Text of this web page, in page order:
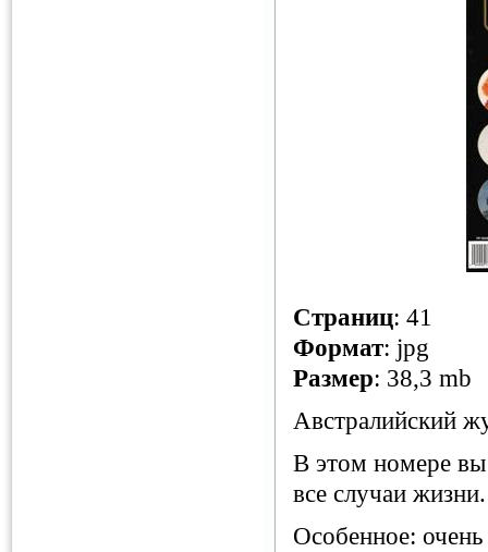
Страниц: 41
Формат: jpg
Размер: 38,3 mb
Австралийский
В этом номере
все случаи жизни.
Особенное: